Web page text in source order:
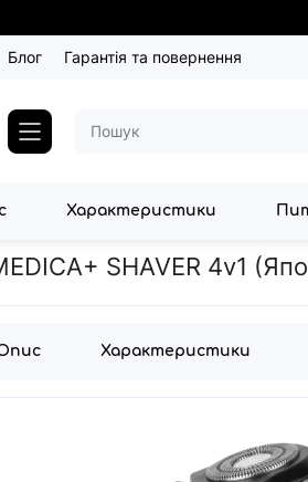
Блог Гарантія та повернення
Характеристики
Електробритви Електробритва 4в1
SHAVER 4v1
Характеристики